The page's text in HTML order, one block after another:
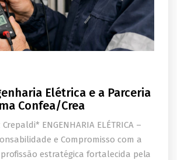
Elétrica e a Parceria
Confea/Crea
ENGENHARIA ELÉTRICA –
e Compromisso com a
estratégica fortalecida pela